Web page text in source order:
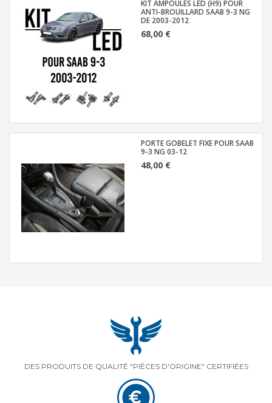
KIT AMPOULES LED (H9) POUR
ANTI-BROUILLARD SAAB 9-3 NG
DE 2003-2012
68,00 €
PORTE GOBELET FIXE POUR SAAB
9-3 NG 03-12
48,00 €
DES PRODUITS DE QUALITÉ "PIÈCES D'ORIGINE" CERTIFIÉES